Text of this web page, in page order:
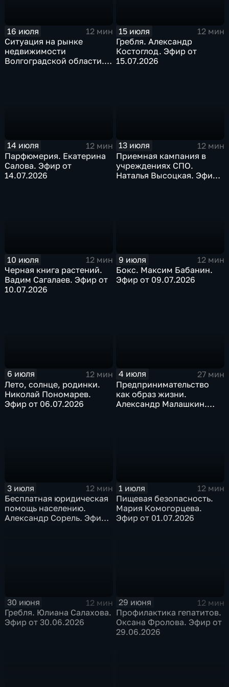
16 июля
12 мин
Ситуация на рынке
недвижимости
Волгоградской области.
15 июля
12 мин
Гребля. Александр
Костоглод. Эфир от
15.07.2026
14 июля
12 мин
Парфюмерия. Екатерина
Салова. Эфир от
14.07.2026
13 июля
12 мин
Приемная кампания в
учреждениях СПО.
Наталья Высоцкая. Эфир
10 июля
12 мин
Черная книга растений.
Вадим Сагалаев. Эфир от
10.07.2026
9 июля
12 мин
Бокс. Максим Бабанин.
Эфир от 09.07.2026
6 июля
12 мин
Лето, солнце, родинки.
Николай Пономарев.
Эфир от 06.07.2026
4 июля
27 мин
Предпринимательство
как образ жизни.
Александр Малашкин.
3 июля
12 мин
Бесплатная юридическая
помощь населению.
Александр Сорель. Эфир
1 июля
12 мин
Пищевая безопасность.
Мария Комогорцева.
Эфир от 01.07.2026
30 июня
12 мин
Гребля. Юлиана Салахова.
Эфир от 30.06.2026
29 июня
12 мин
Профилактика гепатитов.
Оксана Фролова. Эфир от
29.06.2026